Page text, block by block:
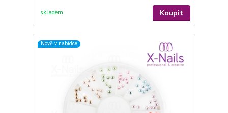
skladem Koupit
Nově v nabídce